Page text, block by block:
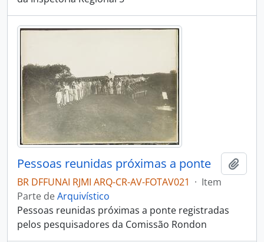
Pessoas reunidas próximas a ponte
BR DFFUNAI RJMI ARQ-CR-AV-FOTAV021 · Item
Parte deArquivístico
Pessoas reunidas próximas a ponte registradas
pelos pesquisadores da Comissão Rondon